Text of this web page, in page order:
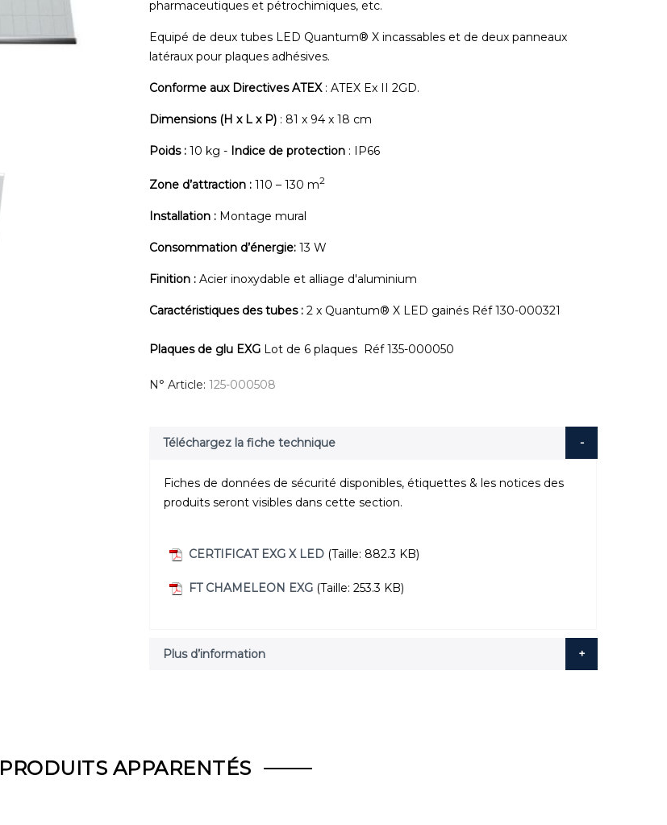
pharmaceutiques et pétrochimiques, etc.
Equipé de deux tubes LED Quantum® X incassables et de deux panneaux
latéraux pour plaques adhésives.
Conforme aux Directives ATEX: ATEX Ex II 2GD.
Dimensions (H x L x P) : 81 x 94 x 18 cm
Poids : 10 kg - Indice de protection : IP66
Zone d’attraction : 110 – 130 m2
Installation : Montage mural
Consommation d’énergie: 13 W
Finition : Acier inoxydable et alliage d'aluminium
Caractéristiques des tubes : 2 x Quantum® X LED gainés Réf 130-000321
Plaques de glu EXG Lot de 6 plaques Réf 135-000050
N° Article 125-000508
Téléchargez la fiche technique
Fiches de données de sécurité disponibles, étiquettes & les notices des
produits seront visibles dans cette section.
CERTIFICAT EXG X LED (Taille: 882.3 KB)
FT CHAMELEON EXG (Taille: 253.3 KB)
Plus d’information
PRODUITS APPARENTÉS